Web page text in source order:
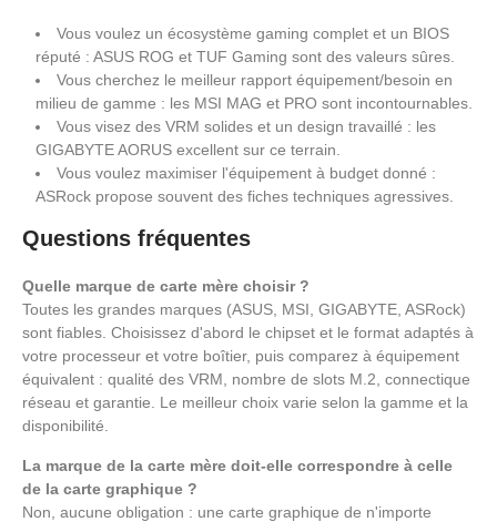
Vous voulez un écosystème gaming complet et un BIOS
réputé : ASUS ROG et TUF Gaming sont des valeurs sûres.
Vous cherchez le meilleur rapport équipement/besoin en
milieu de gamme : les MSI MAG et PRO sont incontournables.
Vous visez des VRM solides et un design travaillé : les
GIGABYTE AORUS excellent sur ce terrain.
Vous voulez maximiser l'équipement à budget donné :
ASRock propose souvent des fiches techniques agressives.
Questions fréquentes
Quelle marque de carte mère choisir ?
Toutes les grandes marques (ASUS, MSI, GIGABYTE, ASRock)
sont fiables. Choisissez d'abord le chipset et le format adaptés à
votre processeur et votre boîtier, puis comparez à équipement
équivalent : qualité des VRM, nombre de slots M.2, connectique
réseau et garantie. Le meilleur choix varie selon la gamme et la
disponibilité.
La marque de la carte mère doit-elle correspondre à celle
de la carte graphique ?
Non, aucune obligation : une carte graphique de n'importe